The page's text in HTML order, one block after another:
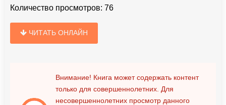
Количество просмотров: 76
ЧИТАТЬ ОНЛАЙН
Внимание! Книга может содержать контент
только для совершеннолетних. Для
несовершеннолетних просмотр данного